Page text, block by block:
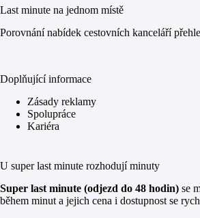
Last minute na jednom místě
Porovnání nabídek cestovních kanceláří
Doplňující informace
Zásady reklamy
Spolupráce
Kariéra
U super last minute rozhodují minuty
Super last minute (odjezd do 48 hodin) se
během minut a jejich cena i dostupnost se